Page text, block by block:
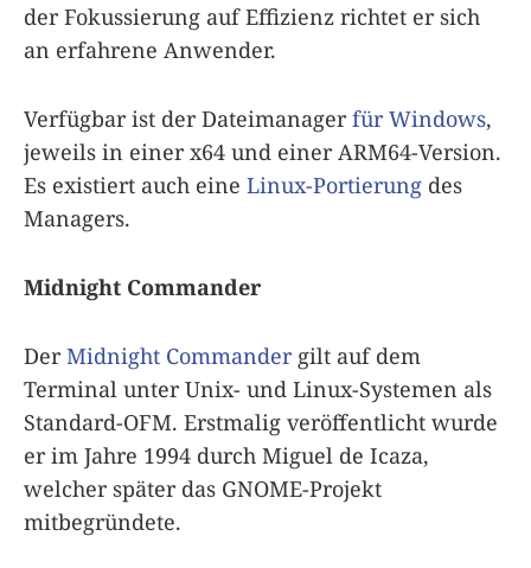
der Fokussierung auf Effizienz richtet er sich
an erfahrene Anwender.
Verfügbar ist der Dateimanagerfür Windows,
jeweils in einer x64 und einer ARM64-Version.
Es existiert auch eine Linux-Portierung des
Managers.
Midnight Commander
DerMidnight Commandergilt auf dem
Terminal unter Unix- und Linux-Systemen als
Standard-OFM. Erstmalig veröffentlicht wurde
er im Jahre 1994 durch Miguel de Icaza,
welcher später das GNOME-Projekt
mitbegründete.